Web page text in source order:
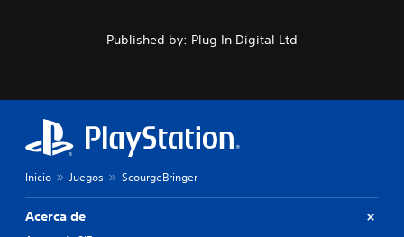
Published by: Plug In Digital Ltd
Inicio Juegos ScourgeBringer
Acerca de